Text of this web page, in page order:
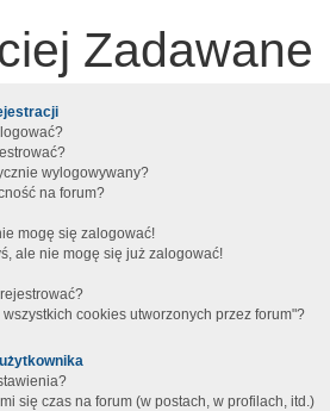
Zadawane
wylogowywany?
na forum?
mogę się zalogować!
ale nie mogę się już zalogować!
cookies utworzonych przez forum"?
się czas na forum (w postach, w profilach, itd.)